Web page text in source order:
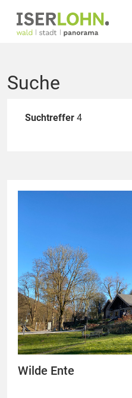
Suche
Suchtreffer 4
Wilde Ente